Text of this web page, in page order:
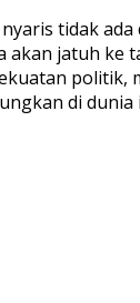
tidak
jatuh ke
di dunia